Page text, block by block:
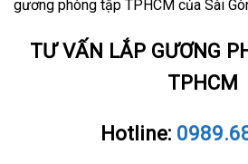
gương phòng tập TPHCM của Sài
TƯ VẤN LẮP GƯƠNG
TPHCM
Hotline: